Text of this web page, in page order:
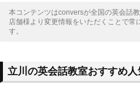
本コンテンツはconversが全国の英会話
店舗様より変更情報をいただくことで常
す。
立川の英会話教室おすすめ人